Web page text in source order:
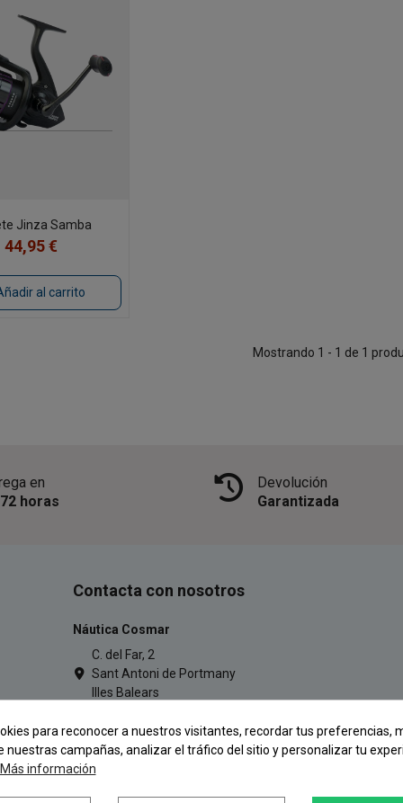
Jinza Samba
44,95 €
al carrito
Mostrando 1 - 1 de 1
en
horas
Devolución
Garantizada
Contacta con nosotros
Náutica Cosmar
C. del Far, 2
Sant Antoni de Portmany
Illes Balears
pescacosmar@gmail.com
para reconocer a nuestros visitantes, recordar tus preferencias,
nuestras campañas, analizar el tráfico del sitio y personalizar tu
Más información